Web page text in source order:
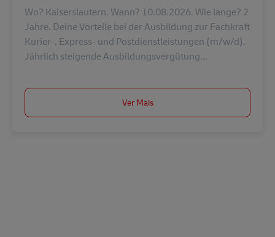
Wo? Kaiserslautern. Wann? 10.08.2026. Wie lange? 2
Jahre. Deine Vorteile bei der Ausbildung zur Fachkraft
Kurier-, Express- und Postdienstleistungen (m/w/d).
Jährlich steigende Ausbildungsvergütung...
Ver Mais